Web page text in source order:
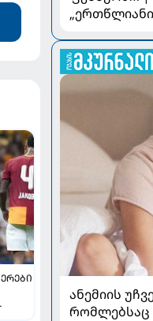
ანემიის
რომლებსაც